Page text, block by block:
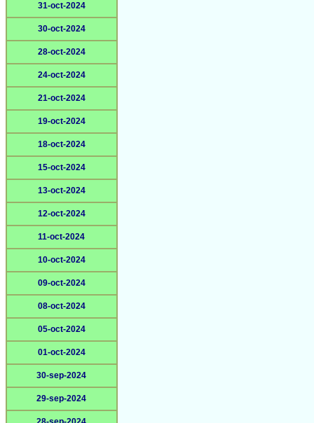
31-oct-2024
30-oct-2024
28-oct-2024
24-oct-2024
21-oct-2024
19-oct-2024
18-oct-2024
15-oct-2024
13-oct-2024
12-oct-2024
11-oct-2024
10-oct-2024
09-oct-2024
08-oct-2024
05-oct-2024
01-oct-2024
30-sep-2024
29-sep-2024